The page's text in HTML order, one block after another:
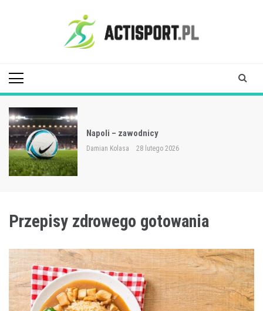
Napoli – zawodnicy
Damian Kolasa 28 lutego 2026
Przepisy zdrowego gotowania